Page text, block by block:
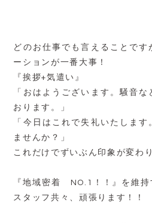
どのお仕事でも言えることです
ーションが一番大事！
『挨拶+気遣い』
「おはようございます。騒音
おります。」
「今日はこれで失礼いたしま
ませんか？」
これだけでずいぶん印象が変わ
『地域密着 NO.1！！』を維持
スタッフ共々、頑張ります！！